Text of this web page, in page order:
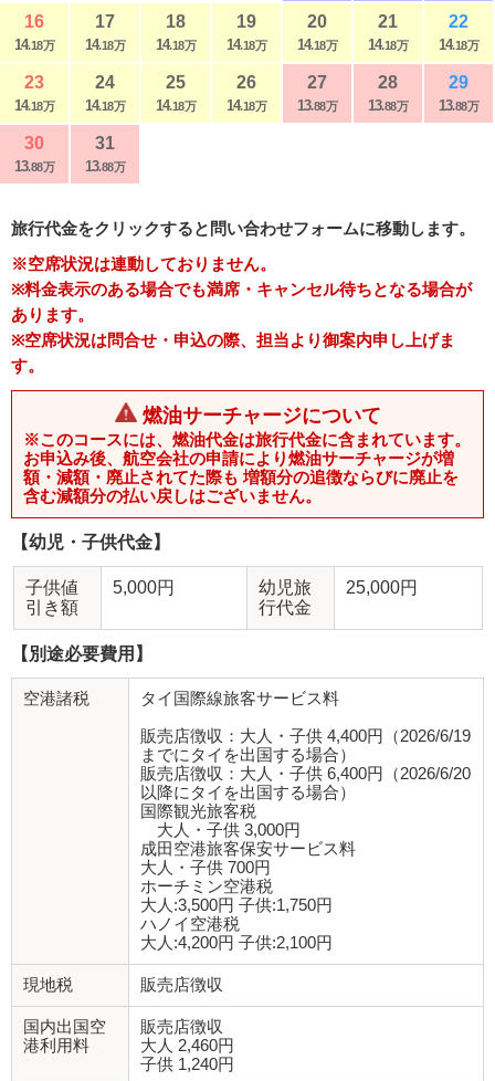
16
14.18万
17
14.18万
18
14.18万
19
14.18万
20
14.18万
21
14.18万
22
14.18万
23
14.18万
24
14.18万
25
14.18万
26
14.18万
27
13.88万
28
13.88万
29
13.88万
30
13.88万
31
13.88万
旅行代金をクリックすると問い合わせフォームに移動します。
※空席状況は連動しておりません。
※料金表示のある場合でも満席・キャンセル待ちとなる場合が
あります。
※空席状況は問合せ・申込の際、担当より御案内申し上げま
す。
燃油サーチャージについて
※このコースには、燃油代金は旅行代金に含まれています。
お申込み後、航空会社の申請により燃油サーチャージが増
額・減額・廃止されてた際も 増額分の追徴ならびに廃止を
含む減額分の払い戻しはございません。
【幼児・子供代金】
子供値
引き額
5,000円
幼児旅
行代金
25,000円
【別途必要費用】
空港諸税 タイ国際線旅客サービス料
販売店徴収：大人・子供 4,400円（2026/6/19
までにタイを出国する場合）
販売店徴収：大人・子供 6,400円（2026/6/20
以降にタイを出国する場合）
国際観光旅客税
大人・子供 3,000円
成田空港旅客保安サービス料
大人・子供 700円
ホーチミン空港税
大人:3,500円 子供:1,750円
ハノイ空港税
大人:4,200円 子供:2,100円
現地税 販売店徴収
国内出国空
港利用料
販売店徴収
大人 2,460円
子供 1,240円